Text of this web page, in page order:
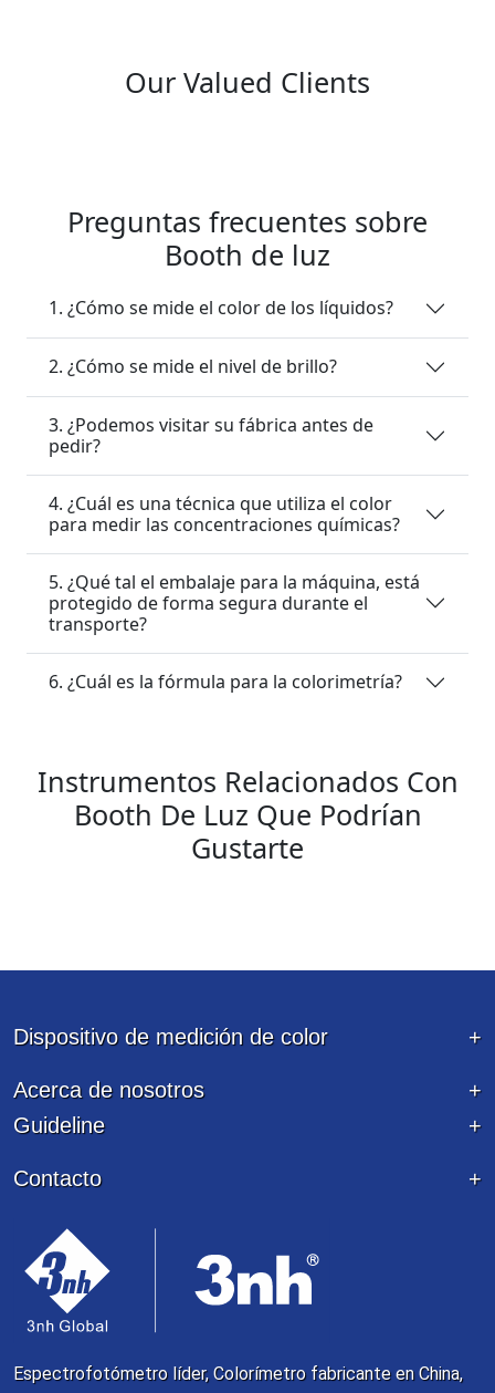
Our Valued Clients
Preguntas frecuentes sobre
Booth de luz
1. ¿Cómo se mide el color de los líquidos?
2. ¿Cómo se mide el nivel de brillo?
3. ¿Podemos visitar su fábrica antes de
pedir?
4. ¿Cuál es una técnica que utiliza el color
para medir las concentraciones químicas?
5. ¿Qué tal el embalaje para la máquina, está
protegido de forma segura durante el
transporte?
6. ¿Cuál es la fórmula para la colorimetría?
Instrumentos Relacionados Con
Booth De Luz Que Podrían
Gustarte
Dispositivo de medición de color
Acerca de nosotros
Guideline
Contacto
Espectrofotómetro líder, Colorímetro fabricante en China,